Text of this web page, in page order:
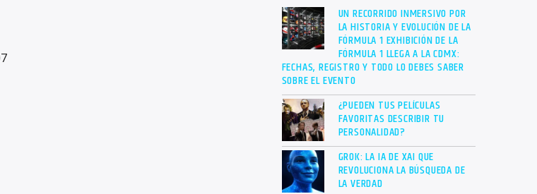
UN RECORRIDO INMERSIVO POR
LA HISTORIA Y EVOLUCIÓN DE LA
FÓRMULA 1 EXHIBICIÓN DE LA
FÓRMULA 1 LLEGA A LA CDMX:
FECHAS, REGISTRO Y TODO LO DEBES SABER
SOBRE EL EVENTO
¿PUEDEN TUS PELÍCULAS
FAVORITAS DESCRIBIR TU
PERSONALIDAD?
GROK: LA IA DE XAI QUE
REVOLUCIONA LA BÚSQUEDA DE
LA VERDAD